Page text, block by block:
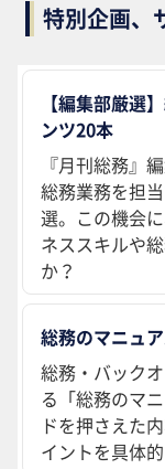
特別企画、
【編集部厳選
ンツ20本
『月刊総務』
総務業務を担
選。この機会
ネススキルや
か？
総務のマニュ
総務・バック
る「総務のマ
ドを押さえた
イントを具体